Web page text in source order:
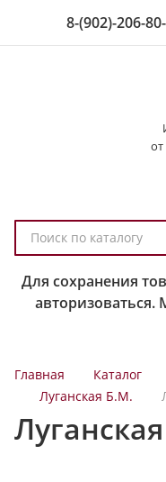
8-(902)-206-
о
к
т
а
Для сохранения
Главная Каталог
Луганская Б.М.